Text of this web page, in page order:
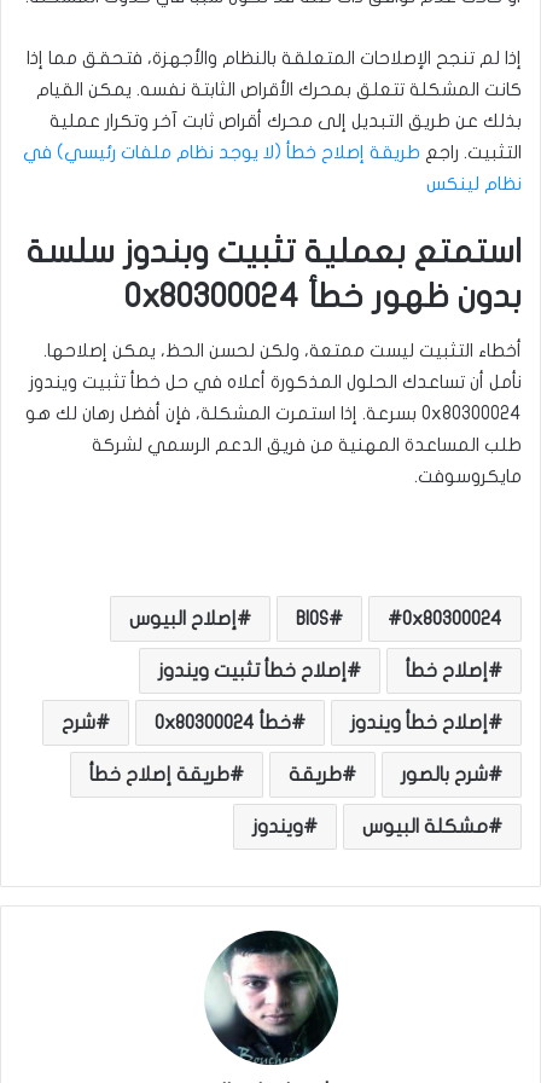
إذا لم تنجح الإصلاحات المتعلقة بالنظام والأجهزة، فتحقق مما إذا
كانت المشكلة تتعلق بمحرك الأقراص الثابتة نفسه. يمكن القيام
بذلك عن طريق التبديل إلى محرك أقراص ثابت آخر وتكرار عملية
التثبيت. راجع طريقة إصلاح خطأ (لا يوجد نظام ملفات رئيسي) في
نظام لينكس
استمتع بعملية تثبيت وبندوز سلسة
بدون ظهور خطأ 0x80300024
أخطاء التثبيت ليست ممتعة، ولكن لحسن الحظ، يمكن إصلاحها.
نأمل أن تساعدك الحلول المذكورة أعلاه في حل خطأ تثبيت ويندوز
0x80300024 بسرعة. إذا استمرت المشكلة، فإن أفضل رهان لك هو
طلب المساعدة المهنية من فريق الدعم الرسمي لشركة
مايكروسوفت.
0x80300024
BIOS إصلاح البيوس
إصلاح خطأ إصلاح خطأ تثبيت ويندوز
إصلاح خطأ ويندوز خطأ 0x80300024 شرح
شرح بالصور طريقة طريقة إصلاح خطأ
مشكلة البيوس ويندوز